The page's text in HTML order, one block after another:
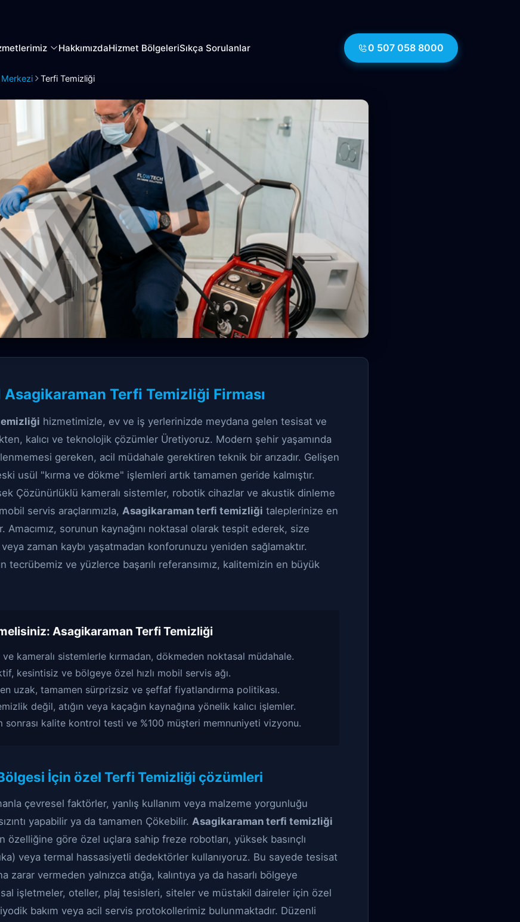
HakkımızdaHizmet BölgeleriSıkça Sorulanlar 0 507 058 8000
Merkezi Terfi Temizliği
Terfi Temizliği
Terfi Temizliği Firması
hizmetimizle, ev ve iş yerlerinizde meydana gelen tesisat ve
kalıcı ve teknolojik çözümler Üretiyoruz. Modern şehir yaşamında
gereken, acil müdahale gerektiren teknik bir arızadır. Gelişen
usül "kırma ve dökme" işlemleri artık tamamen geride kalmıştır.
Çözünürlüklü kameralı sistemler, robotik cihazlar ve akustik dinleme
servis araçlarımızla, Asagikaraman terfi temizliği taleplerinize en
Amacımız, sorunun kaynağını noktasal olarak tespit ederek, size
zaman kaybı yaşatmadan konforunuzu yeniden sağlamaktır.
tecrübemiz ve yüzlerce başarılı referansımız, kalitemizin en büyük
Asagikaraman Terfi Temizliği
kameralı sistemlerle kırmadan, dökmeden noktasal müdahale.
kesintisiz ve bölgeye özel hızlı mobil servis ağı.
uzak, tamamen sürprizsiz ve şeffaf fiyatlandırma politikası.
değil, atığın veya kaçağın kaynağına yönelik kalıcı işlemler.
sonrası kalite kontrol testi ve %100 müşteri memnuniyeti vizyonu.
İçin özel Terfi Temizliği çözümleri
çevresel faktörler, yanlış kullanım veya malzeme yorgunluğu
yapabilir ya da tamamen Çökebilir. Asagikaraman terfi temizliği
özelliğine göre özel uçlara sahip freze robotları, yüksek basınçlı
veya termal hassasiyetli dedektörler kullanıyoruz. Bu sayede tesisat
zarar vermeden yalnızca atığa, kalıntıya ya da hasarlı bölgeye
işletmeler, oteller, plaj tesisleri, siteler ve müstakil daireler için özel
bakım veya acil servis protokollerimiz bulunmaktadır. Düzenli